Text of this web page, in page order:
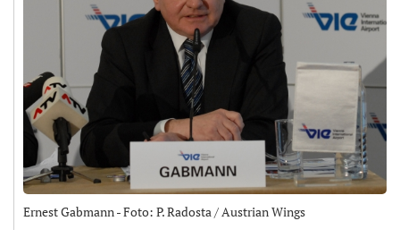
Ernest Gabmann - Foto: P. Radosta / Austrian Wings